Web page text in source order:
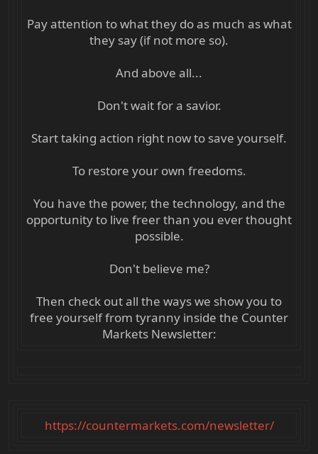
Pay attention to what they do as much as what
they say (if not more so).
And above all...
Don't wait for a savior.
Start taking action right now to save yourself.
To restore your own freedoms.
You have the power, the technology, and the
opportunity to live freer than you ever thought
possible.
Don't believe me?
Then check out all the ways we show you to
free yourself from tyranny inside the Counter
Markets Newsletter:
https://countermarkets.com/newsletter/